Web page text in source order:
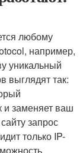
любому
например,
уникальный
выглядят так:
и заменяет ваш
запрос
только IP-